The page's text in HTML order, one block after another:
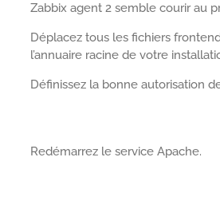
Zabbix agent 2 semble courir au
Déplacez tous les fichiers
l’annuaire racine de votre
Définissez la bonne autorisation
Redémarrez le service Apache.